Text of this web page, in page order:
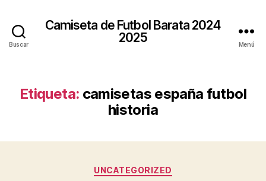
Buscar
Camiseta de Futbol Barata 2024
2025
Menú
Etiqueta: camisetas españa futbol
historia
Categorías
UNCATEGORIZED